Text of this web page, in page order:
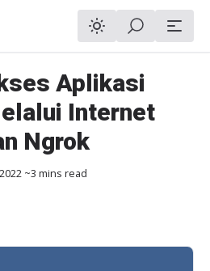
Aplikasi
Internet
Ngrok
~3 mins read